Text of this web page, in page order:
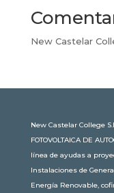
New Castelar
New Castelar College
FOTOVOLTAICA DE
línea de ayudas a
Instalaciones de
Energía Renovable,